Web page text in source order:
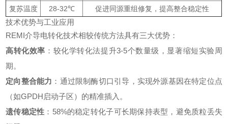
复苏温度 28-32℃ 促进同源重组修复，提高整合稳定性
技术优势与工业应用
REMI介导电转化技术相较传统方法具有三大优势：
高转化效率 ：较化学转化法提升3-5个数量级，显著缩短实验周
期。
定向整合能力 ：通过限制酶切口引导，实现外源基因在特定位点
（如GPDH启动子区）的精准插入。
遗传稳定性 ：58%的稳定转化子可长期保持表型，避免质粒丢失